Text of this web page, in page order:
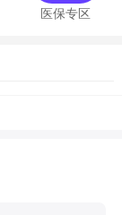
医保专区